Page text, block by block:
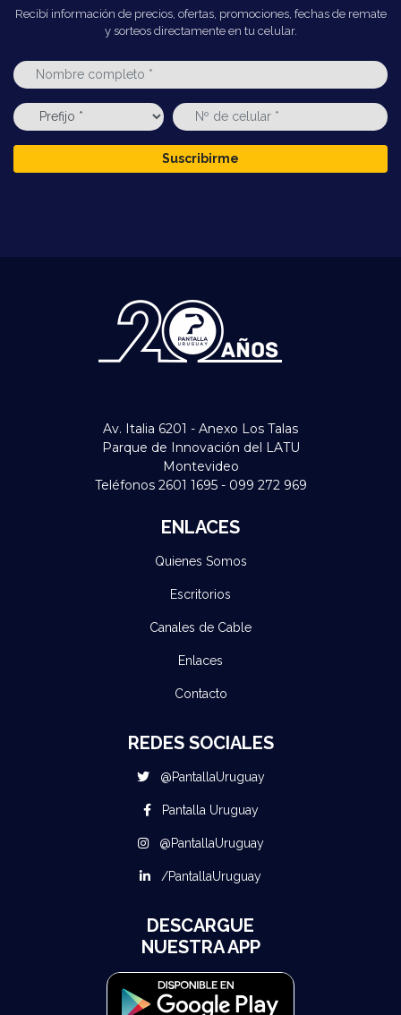
Recibí información de precios, ofertas, promociones, fechas de remate
y sorteos directamente en tu celular.
Suscribirme
Av. Italia 6201 - Anexo Los Talas
Parque de Innovación del LATU
Montevideo
Teléfonos 2601 1695 - 099 272 969
ENLACES
Quienes Somos
Escritorios
Canales de Cable
Enlaces
Contacto
REDES SOCIALES
@PantallaUruguay
Pantalla Uruguay
@PantallaUruguay
/PantallaUruguay
DESCARGUE
NUESTRA APP